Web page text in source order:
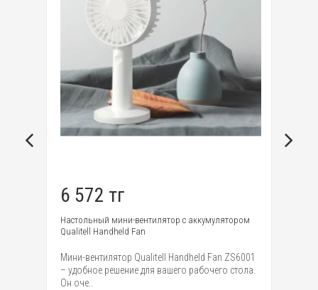
6 572 тг
Настольный мини-вентилятор с аккумулятором
Qualitell Handheld Fan
Мини-вентилятор Qualitell Handheld Fan ZS6001
– удобное решение для вашего рабочего стола.
Он оче..